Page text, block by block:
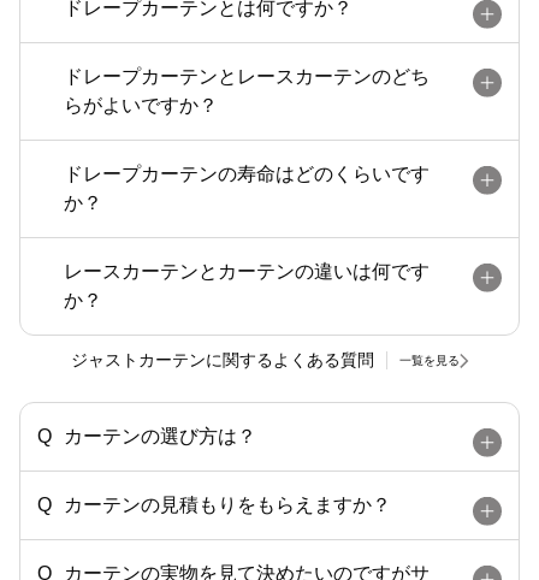
ドレープカーテンとは何ですか？
ドレープカーテンとレースカーテンのどち
らがよいですか？
ドレープカーテンの寿命はどのくらいです
か？
レースカーテンとカーテンの違いは何です
か？
ジャストカーテンに関するよくある質問 一覧を見る
カーテンの選び方は？
カーテンの見積もりをもらえますか？
カーテンの実物を見て決めたいのですがサ